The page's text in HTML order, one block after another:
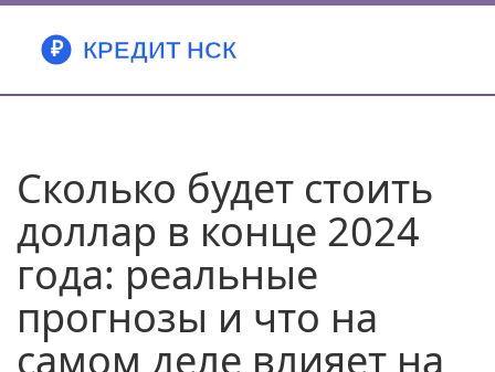
Сколько будет стоить
доллар в конце 2024
года: реальные
прогнозы и что на
самом деле влияет на